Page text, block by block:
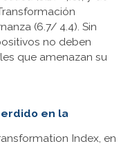
(6.7/ 4.4). Sin
no deben
que amenazan su
en la
Index, en